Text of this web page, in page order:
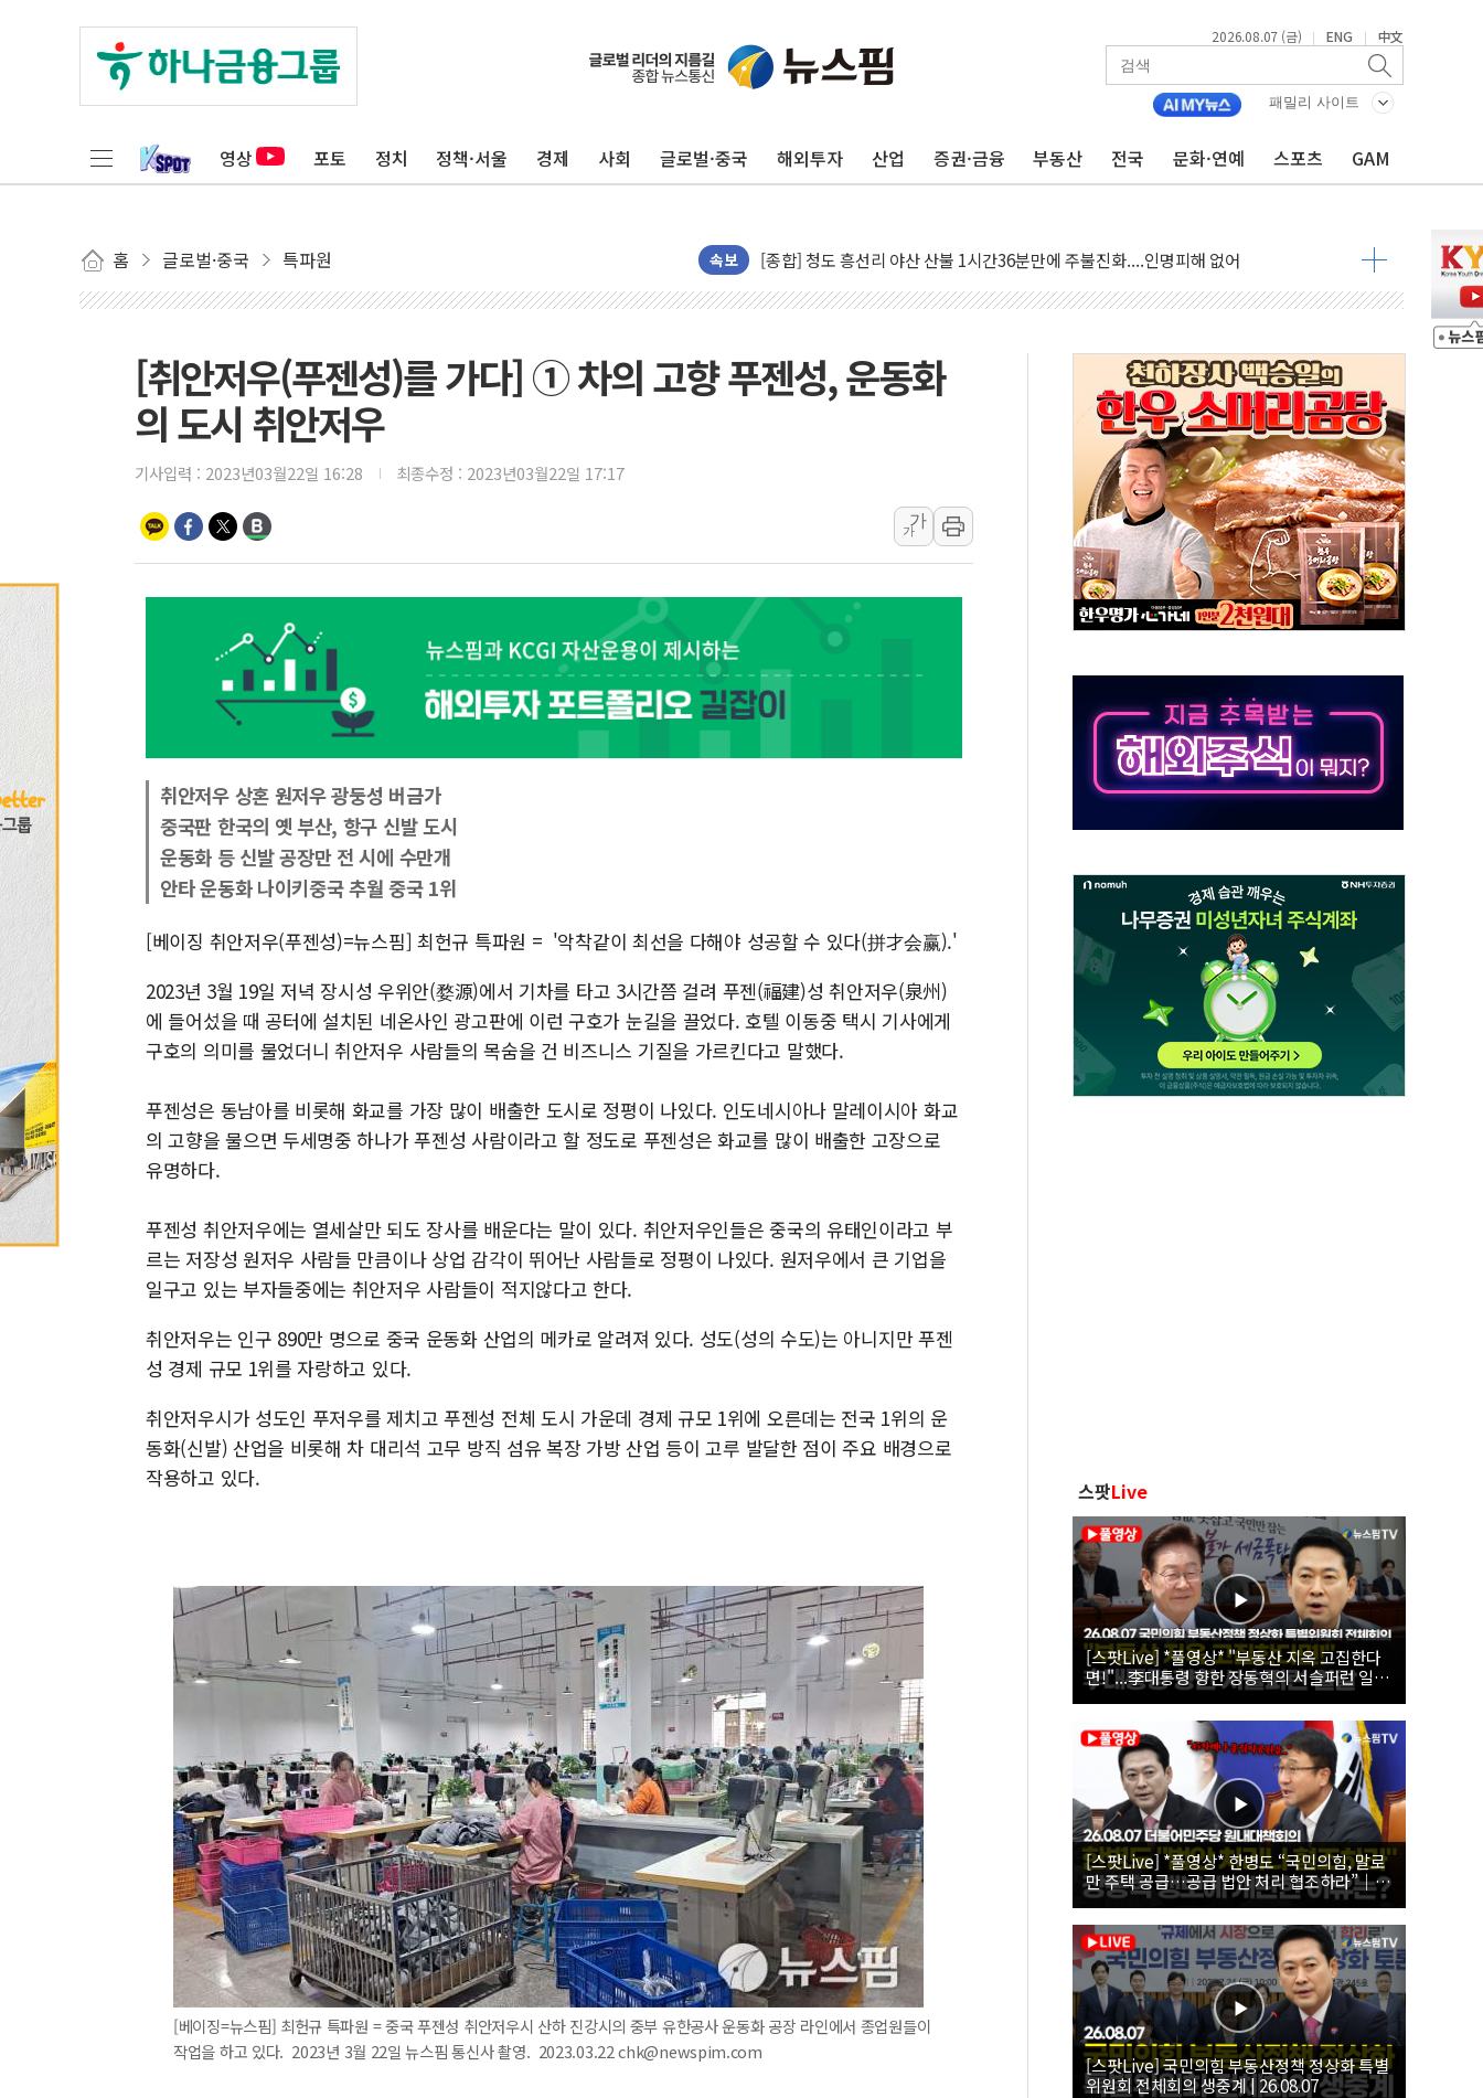
2026.08.07 (금) | ENG | 中文
패밀리 사이트
영상 포토 정치 정책·서울 경제 사회 글로벌·중국 해외투자 산업 증권·금융 부동산 전국 문화·연예 스포츠 GAM
홈 글로벌·중국 특파원 속보
전남광주 구례 산불 32분 만에 주불 진화...인명피해 없어
캠코, 5918억원 규모 압류재산 1506건 공매
가오픈한 홈플러스
돌아온 홈플러스
한미 법카 제보자 "신동국과 무관…자료는 전·현직 직원으로부터 확보"
라인게임즈, '콰이어트' 테스트 참가자 3만 명 돌파
네이버, AI 브리핑 도입 후 블로그 창작자 지원 규모 2배 확대
SKT, '8월 월간 럭키 페스타' 실시...휴대폰 결제 최대 6000원 할인
LG헬로비전 '헬로모바일', 교보문고 제휴 전자책 요금제 출시
해군1함대 '창설 80주년' 기념식...지역축제 '불금전파, 송정'과 상생
원주시, 첨단의료복합단지 지정 준비 본격화…'AI 데이터 기반 메디테크 혁신허브' 구상
삼척시, 무건리 이끼폭포 생태탐방로 출입 통제
전남광주 화정역 인근 도로 4중 추돌…1명 심정지·5명 부상
청도 문수리 야산서 산불 진화 중...진화헬기 3대 투입
[취안저우(푸젠성)를 가다] ① 차의 고향 푸젠성, 운동화
의 도시 취안저우
기사입력 : 2023년03월22일 16:28 최종수정 : 2023년03월22일 17:17
가
가
취안저우 상혼 원저우 광둥성 버금가
중국판 한국의 옛 부산, 항구 신발 도시
운동화 등 신발 공장만 전 시에 수만개
안타 운동화 나이키중국 추월 중국 1위
[베이징 취안저우(푸젠성)=뉴스핌] 최헌규 특파원 = '악착같이 최선을 다해야 성공할 수 있다(拼才会赢).'
2023년 3월 19일 저녁 장시성 우위안(婺源)에서 기차를 타고 3시간쯤 걸려 푸젠(福建)성 취안저우(泉州)
에 들어섰을 때 공터에 설치된 네온사인 광고판에 이런 구호가 눈길을 끌었다. 호텔 이동중 택시 기사에게
구호의 의미를 물었더니 취안저우 사람들의 목숨을 건 비즈니스 기질을 가르킨다고 말했다.
푸젠성은 동남아를 비롯해 화교를 가장 많이 배출한 도시로 정평이 나있다. 인도네시아나 말레이시아 화교
의 고향을 물으면 두세명중 하나가 푸젠성 사람이라고 할 정도로 푸젠성은 화교를 많이 배출한 고장으로
유명하다.
푸젠성 취안저우에는 열세살만 되도 장사를 배운다는 말이 있다. 취안저우인들은 중국의 유태인이라고 부
르는 저장성 원저우 사람들 만큼이나 상업 감각이 뛰어난 사람들로 정평이 나있다. 원저우에서 큰 기업을
일구고 있는 부자들중에는 취안저우 사람들이 적지않다고 한다.
취안저우는 인구 890만 명으로 중국 운동화 산업의 메카로 알려져 있다. 성도(성의 수도)는 아니지만 푸젠
성 경제 규모 1위를 자랑하고 있다.
취안저우시가 성도인 푸저우를 제치고 푸젠성 전체 도시 가운데 경제 규모 1위에 오른데는 전국 1위의 운
동화(신발) 산업을 비롯해 차 대리석 고무 방직 섬유 복장 가방 산업 등이 고루 발달한 점이 주요 배경으로
작용하고 있다.
[베이징=뉴스핌] 최헌규 특파원 = 중국 푸젠성 취안저우시 산하 진강시의 중부 유한공사 운동화 공장 라인에서 종업원들이
작업을 하고 있다. 2023년 3월 22일 뉴스핌 통신사 촬영. 2023.03.22 chk@newspim.com
스팟Live
[스팟Live] *풀영상* "부동산 지옥 고집한다
면!"...李대통령 향한 장동혁의 서슬퍼런 일갈
| 26.08.07 국민의힘 부동산정책 정상화 특별
위원회 전체회의
[스팟Live] *풀영상* 한병도 “국민의힘, 말로
만 주택 공급…공급 법안 처리 협조하라”｜
26.08.07 더불어민주당 원내대책회의
[스팟Live] 국민의힘 부동산정책 정상화 특별
위원회 전체회의 생중계 | 26.08.07